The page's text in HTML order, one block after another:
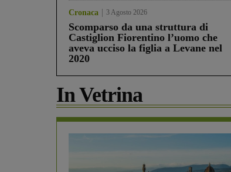
Cronaca 3 Agosto 2026
Scomparso da una struttura di
Castiglion Fiorentino l’uomo che
aveva ucciso la figlia a Levane nel
2020
In Vetrina